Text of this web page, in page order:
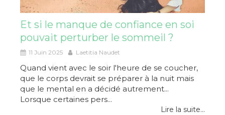
Et si le manque de confiance en soi
pouvait perturber le sommeil ?
11 Juin 2025 Laetitia Naudet
Quand vient avec le soir l'heure de se coucher,
que le corps devrait se préparer à la nuit mais
que le mental en a décidé autrement...
Lorsque certaines pers...
Lire la suite...